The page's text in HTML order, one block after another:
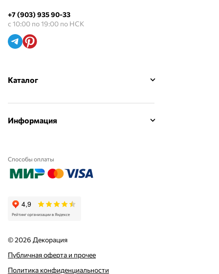
+7 (903) 935 90-33
с 10:00 по 19:00 по НСК
Каталог
Информация
Способы оплаты
© 2026 Декорация
Публичная оферта и прочее
Политика конфиденциальности